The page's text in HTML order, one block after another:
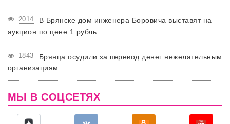
2014
В Брянске дом инженера Боровича выставят на
аукцион по цене 1 рубль
1843
Брянца осудили за перевод денег нежелательным
организациям
МЫ В СОЦСЕТЯХ